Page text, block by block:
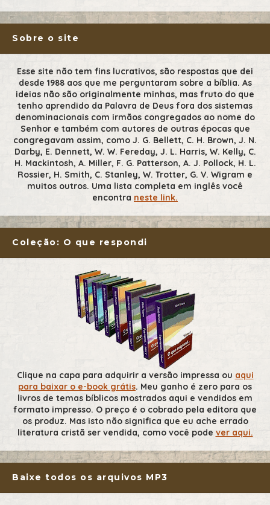
Sobre o site
Esse site não tem fins lucrativos, são respostas que dei
desde 1988 aos que me perguntaram sobre a bíblia. As
ideias não são originalmente minhas, mas fruto do que
tenho aprendido da Palavra de Deus fora dos sistemas
denominacionais com irmãos congregados ao nome do
Senhor e também com autores de outras épocas que
congregavam assim, como J. G. Bellett, C. H. Brown, J. N.
Darby, E. Dennett, W. W. Fereday, J. L. Harris, W. Kelly, C.
H. Mackintosh, A. Miller, F. G. Patterson, A. J. Pollock, H. L.
Rossier, H. Smith, C. Stanley, W. Trotter, G. V. Wigram e
muitos outros. Uma lista completa em inglês você
encontra neste link.
Coleção: O que respondi
Clique na capa para adquirir a versão impressa ou aqui
para baixar o e-book grátis. Meu ganho é zero para os
livros de temas bíblicos mostrados aqui e vendidos em
formato impresso. O preço é o cobrado pela editora que
os produz. Mas isto não significa que eu ache errado
literatura cristã ser vendida, como você pode ver aqui.
Baixe todos os arquivos MP3